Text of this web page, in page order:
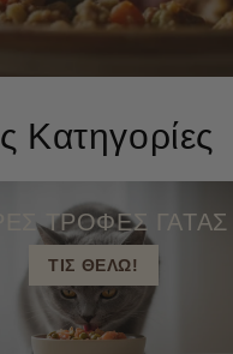
Κατηγορίες
ΤΡΟΦΕΣ ΓΑΤΑΣ
ΤΙΣ ΘΕΛΩ!